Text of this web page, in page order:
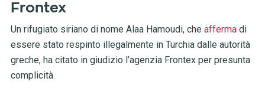
Frontex
Un rifugiato siriano di nome Alaa Hamoudi, che affermadi
essere stato respinto illegalmente in Turchia dalle autorità
greche, ha citato in giudizio l’agenzia Frontex per presunta
complicità.